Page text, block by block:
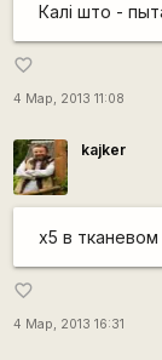
Калі што -
favorite_border
4 Мар, 2013 11:08
kajker
х5 в
favorite_border
4 Мар, 2013 16:31